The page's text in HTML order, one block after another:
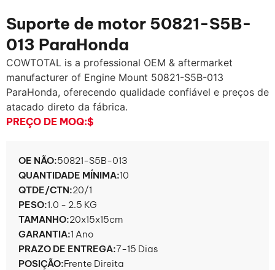
Suporte de motor 50821-S5B-
013 ParaHonda
COWTOTAL is a professional OEM & aftermarket
manufacturer of Engine Mount 50821-S5B-013
ParaHonda, oferecendo qualidade confiável e preços de
atacado direto da fábrica.
PREÇO DE MOQ:$
OE NÃO:50821-S5B-013
QUANTIDADE MÍNIMA:10
QTDE/CTN:20/1
PESO:1.0 - 2.5 KG
TAMANHO:20x15x15cm
GARANTIA:1 Ano
PRAZO DE ENTREGA:7-15 Dias
POSIÇÃO:Frente Direita